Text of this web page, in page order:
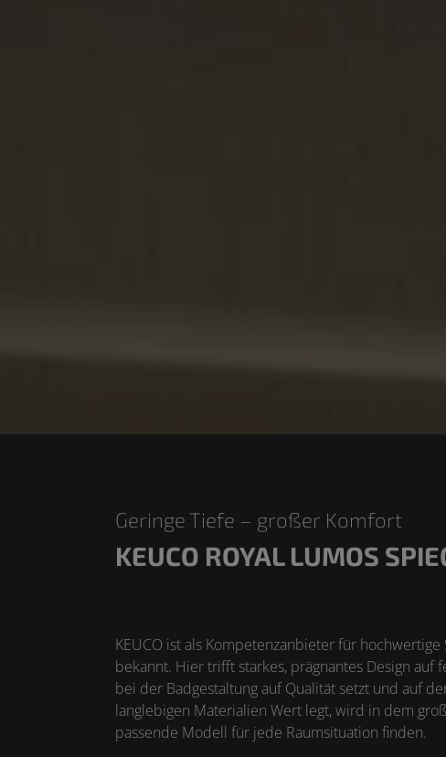
Geringe Tiefe – großer Komfort
KEUCO ROYAL LUMOS
KEUCO ist als Kompetenzanbieter für hochwertige
bekannt. Hier trifft starkes, prägnantes Design auf
bei der Badgestaltung auf Qualität setzt und auf
langlebigen Materialien Wert legt, wird in dem
passende Modell für jede Raumsituation finden.